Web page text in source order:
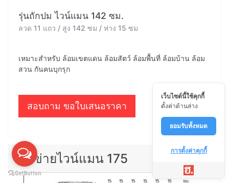
รุ่นถักปม ไวน์แมน 142 ซม.
ลวด 11 แถว / สูง 142 ซม / ห่าง 15 ซม
เหมาะสำหรับ ล้อมเขตแดน ล้อมสัตว์ ล้อมพื้นที่ ล้อมบ้าน ล้อม
สวน กันคนบุกรุก
สอบถาม ขอใบเสนอราคา
ตาข่ายไวน์แมน 175
เว็บไซต์นี้ใช้คุกกี้
ตั้งค่าด้านล่าง
ยอมรับทั้งหมด
การตั้งค่าคุกกี้